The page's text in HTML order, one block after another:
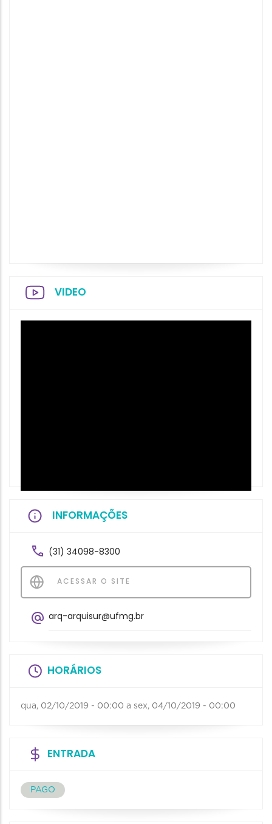
VIDEO
INFORMAÇÕES
(31) 34098-8300
ACESSAR O SITE
arq-arquisur@ufmg.br
HORÁRIOS
qua, 02/10/2019 - 00:00 a sex, 04/10/2019 - 00:00
ENTRADA
PAGO